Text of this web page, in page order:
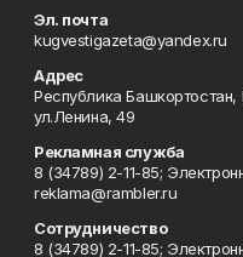
Эл. почта
kugvestigazeta@yandex.ru
Адрес
Республика
ул.Ленина, 49
Рекламная служба
8 (34789) 2-11-85;
reklama@rambler.ru
Сотрудничество
8 (34789) 2-11-85;